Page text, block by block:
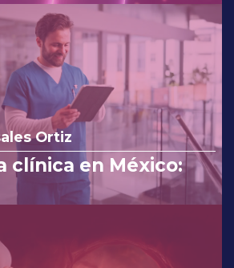
Ortiz
clínica en México:
ketoconazol/lidocaí
de
vaginales.